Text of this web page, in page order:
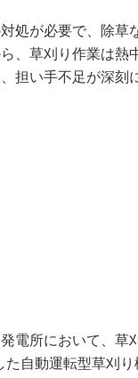
処が必要で、除草
、草刈り作業は熱
担い手不足が深刻
電所において、草
自動運転型草刈り